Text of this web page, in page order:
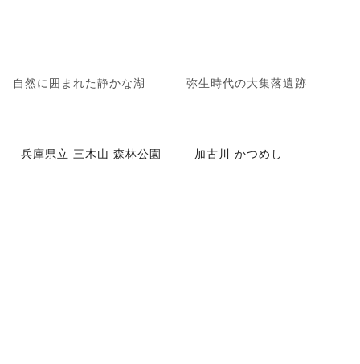
自然に囲まれた静かな湖 弥生時代の大集落遺跡
兵庫県立 三木山 森林公園 加古川 かつめし